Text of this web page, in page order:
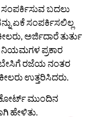
ಸಂಪರ್ಕಿಸುವ ಬದಲು
ಏಕೆ ಸಂಪರ್ಕಿಸಲಿಲ್ಲ
ಅರ್ಜಿದಾರೆ ತುರ್ತು
ನಿಯಮಗಳ ಪ್ರಕಾರ
ಬೇಸಿಗೆ ರಜೆಯ ನಂತರ
ಉತ್ತರಿಸಿದರು.
ಕೋರ್ಟ್ ಮುಂದಿನ
ಹೇಳಿತು.